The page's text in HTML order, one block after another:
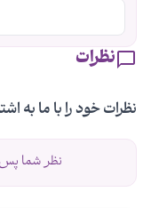
نظرات
نظرات خود را با ما به
نظر شما پس